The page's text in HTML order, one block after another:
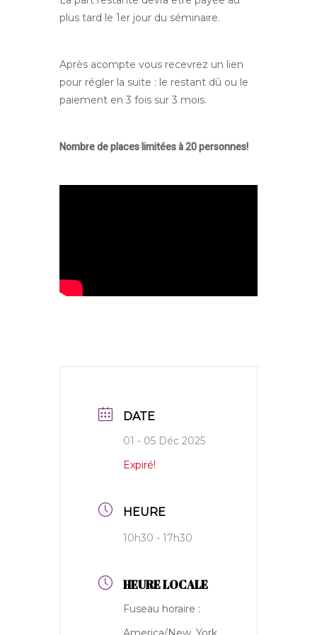
plus tard le 1er jour du séminaire.
Après acompte vous recevrez un lien
pour régler la suite : le restant dû ou le
paiement en 3 fois sur 3 mois.
Nombre de places limitées à 20 personnes!
DATE
01 - 05 Déc 2025
Expiré!
HEURE
10h30 - 17h30
HEURE LOCALE
Fuseau horaire :